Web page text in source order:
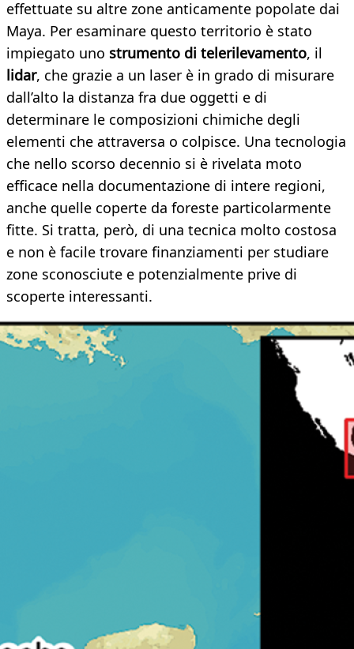
effettuate su altre zone anticamente popolate dai
Maya. Per esaminare questo territorio è stato
impiegato uno strumento di telerilevamento, il
lidar, che grazie a un laser è in grado di misurare
dall’alto la distanza fra due oggetti e di
determinare le composizioni chimiche degli
elementi che attraversa o colpisce. Una tecnologia
che nello scorso decennio si è rivelata moto
efficace nella documentazione di intere regioni,
anche quelle coperte da foreste particolarmente
fitte. Si tratta, però, di una tecnica molto costosa
e non è facile trovare finanziamenti per studiare
zone sconosciute e potenzialmente prive di
scoperte interessanti.